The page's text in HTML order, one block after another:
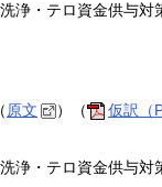
浄・テロ資金供与
原文 ）（ 仮訳（
浄・テロ資金供与